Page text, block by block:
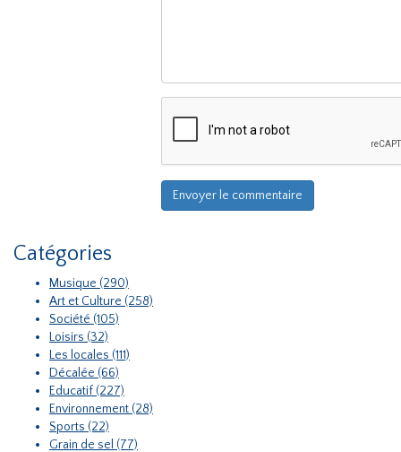
Catégories
Musique (290)
Art et Culture (258)
Société (105)
Loisirs (32)
Les locales (111)
Décalée (66)
Educatif (227)
Environnement (28)
Sports (22)
Grain de sel (77)